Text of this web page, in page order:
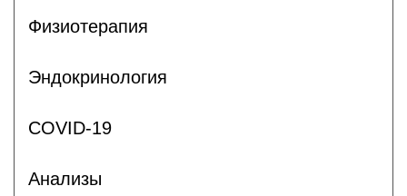
Физиотерапия
Эндокринология
COVID-19
Анализы